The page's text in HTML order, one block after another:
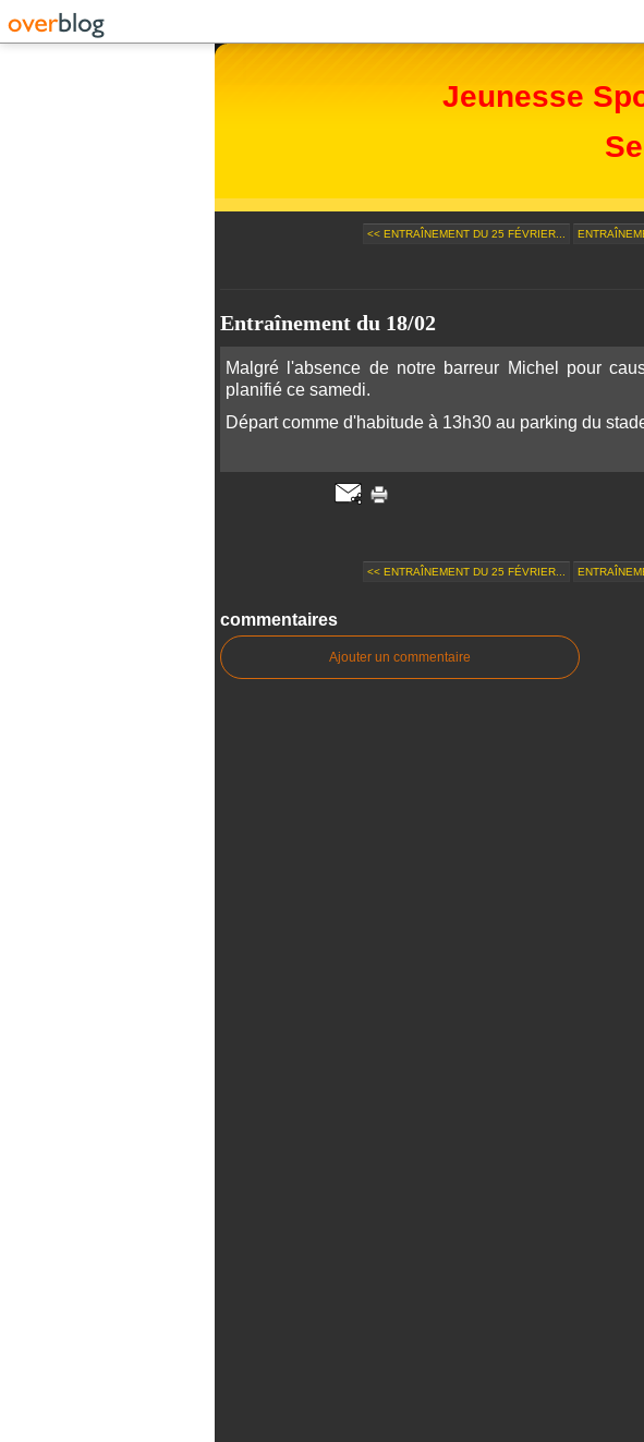
Jeunesse
<< ENTRAÎNEMENT DU 25 FÉVRIER...
Entraînement du 18/02
Malgré l'absence de notre barreur Michel pour
planifié ce samedi.
Départ comme d'habitude à 13h30 au parking du
<< ENTRAÎNEMENT DU 25 FÉVRIER...
commentaires
Ajouter un commentaire